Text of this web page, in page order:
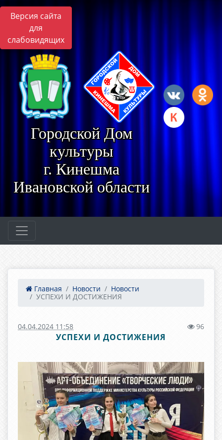
Версия сайта
для
слабовидящих
Городской Дом
культуры
г. Кинешма
Ивановской области
Главная Новости
Новости
УСПЕХИ И ДОСТИЖЕНИЯ
04.04.2024 11:58 96
УСПЕХИ И ДОСТИЖЕНИЯ